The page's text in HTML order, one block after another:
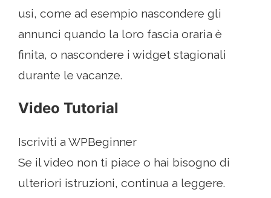
usi, come ad esempio nascondere gli
annunci quando la loro fascia oraria è
finita, o nascondere i widget stagionali
durante le vacanze.
Video Tutorial
Iscriviti a WPBeginner
Se il video non ti piace o hai bisogno di
ulteriori istruzioni, continua a leggere.